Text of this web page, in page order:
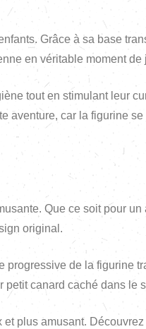
Grâce à sa base
en véritable moment de
tout en stimulant leur
aventure, car la figurine
Que ce soit pour
original.
de la figurine
petit canard caché dans le
plus amusant.